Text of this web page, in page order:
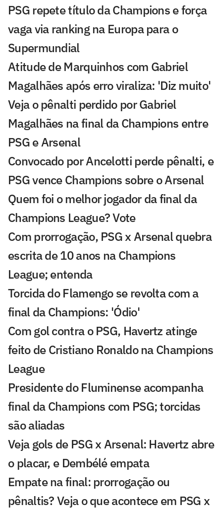
PSG repete título da Champions e força
vaga via ranking na Europa para o
Supermundial
Atitude de Marquinhos com Gabriel
Magalhães após erro viraliza: 'Diz muito'
Veja o pênalti perdido por Gabriel
Magalhães na final da Champions entre
PSG e Arsenal
Convocado por Ancelotti perde pênalti, e
PSG vence Champions sobre o Arsenal
Quem foi o melhor jogador da final da
Champions League? Vote
Com prorrogação, PSG x Arsenal quebra
escrita de 10 anos na Champions
League; entenda
Torcida do Flamengo se revolta com a
final da Champions: 'Ódio'
Com gol contra o PSG, Havertz atinge
feito de Cristiano Ronaldo na Champions
League
Presidente do Fluminense acompanha
final da Champions com PSG; torcidas
são aliadas
Veja gols de PSG x Arsenal: Havertz abre
o placar, e Dembélé empata
Empate na final: prorrogação ou
pênaltis? Veja o que acontece em PSG x